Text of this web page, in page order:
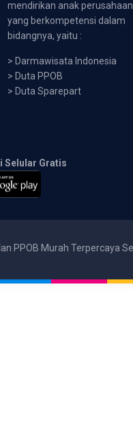
mendirikan anak perusahaan
yang berkompetensi dalam
bidangnya, yaitu :
> Darmawisata Indonesia
> Duta PPOB
> Duta Sparepart
Selular Gratis
PPOB Murah Terpercaya